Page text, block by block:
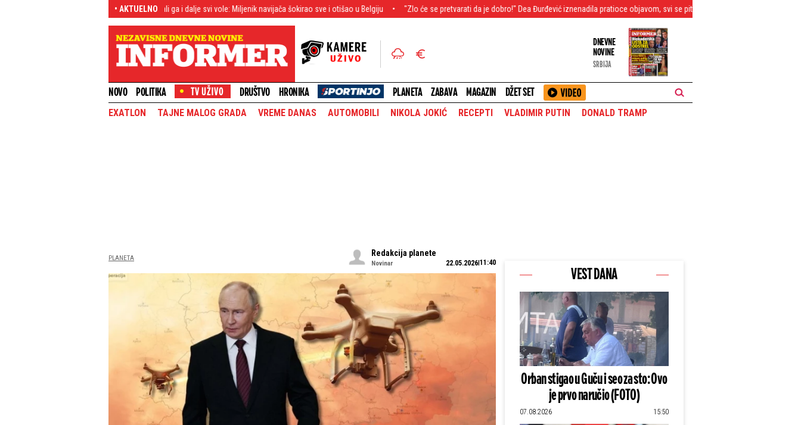
• AKTUELNO
Napustio Humsku, ali ga i dalje svi vole: Miljenik navijača šokirao sve i otišao u Belgiju "Zlo će se pretvarati da je dobro!" Dea Đurđević iznenadila pratioce objavom, svi se pitaju kome je upućeno
DNEVNE
NOVINE
SRBIJA
NOVO POLITIKA DRUŠTVO HRONIKA PLANETA ZABAVA MAGAZIN DŽET SET
EXATLON TAJNE MALOG GRADA VREME DANAS AUTOMOBILI NIKOLA JOKIĆ RECEPTI VLADIMIR PUTIN DONALD TRAMP
PLANETA
Redakcija planete
Novinar 22.05.2026 11:40
VEST DANA
Orban stigao u Guču i seo za sto: Ovo
je prvo naručio (FOTO)
07.08.2026 15:50